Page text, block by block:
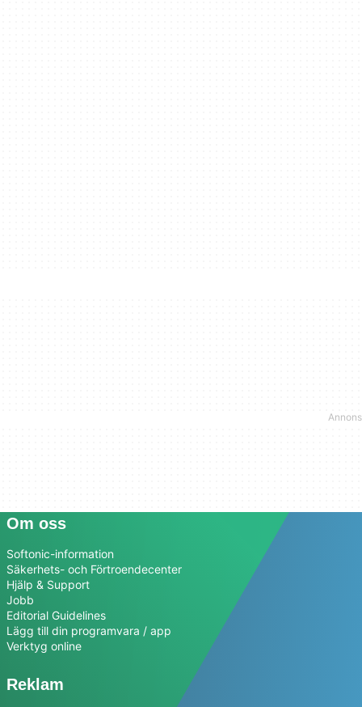
Om oss
Softonic-information
Säkerhets- och Förtroendecenter
Hjälp & Support
Jobb
Editorial Guidelines
Lägg till din programvara / app
Verktyg online
Reklam